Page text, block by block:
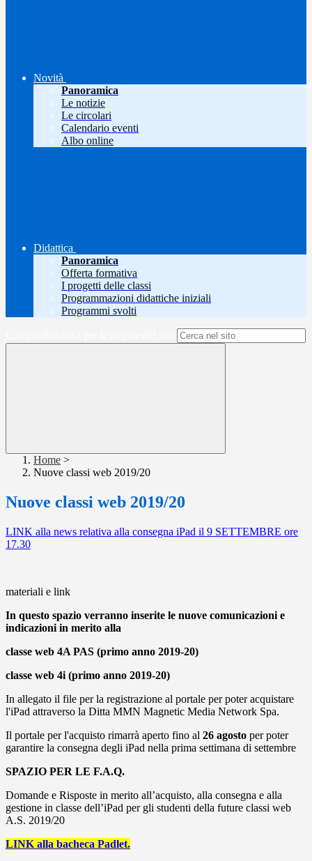
Novità
Panoramica
Le notizie
Le circolari
Calendario eventi
Albo online
Didattica
Panoramica
Offerta formativa
I progetti delle classi
Programmazioni didattiche iniziali
Programmi svolti
Home >
Nuove classi web 2019/20
Nuove classi web 2019/20
LINK alla news relativa alla consegna iPad il 9 SETTEMBRE ore
17.30
materiali e link
In questo spazio verranno inserite le nuove comunicazioni e
indicazioni in merito alla
classe web 4A PAS (primo anno 2019-20)
classe web 4i (primo anno 2019-20)
In allegato il file per la registrazione al portale per poter acquistare
l'iPad attraverso la Ditta MMN Magnetic Media Network Spa.
Il portale per l'acquisto rimarrà aperto fino al 26 agosto per poter
garantire la consegna degli iPad nella prima settimana di settembre
SPAZIO PER LE F.A.Q.
Domande e Risposte in merito all’acquisto, alla consegna e alla
gestione in classe dell’iPad per gli studenti della future classi web
A.S. 2019/20
LINK alla bacheca Padlet.